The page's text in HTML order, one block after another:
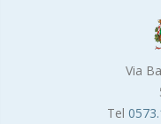
Via
Tel